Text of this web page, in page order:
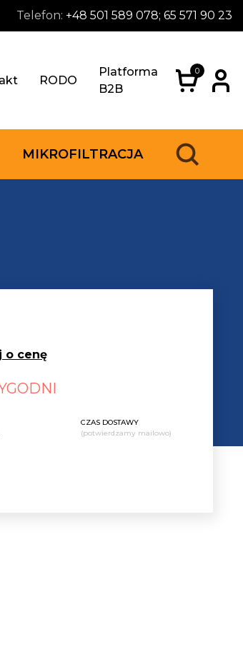
Telefon: +48 501 589 078; 65 571 90 23
RODO
Platforma
B2B
0
MIKROFILTRACJA
o cenę
CZAS DOSTAWY
(potwierdzamy mailowo)